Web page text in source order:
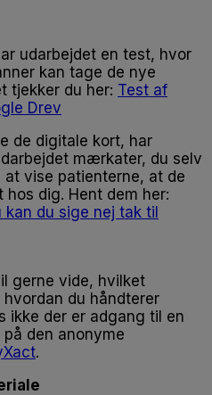
udarbejdet en test, hvor
kan tage de nye
tjekker du her: Test af
Drev
de digitale kort, har
mærkater, du selv
vise patienterne, at de
dig. Hent dem her:
kan du sige nej tak til
gerne vide, hvilket
du håndterer
ikke der er adgang til en
den anonyme
.